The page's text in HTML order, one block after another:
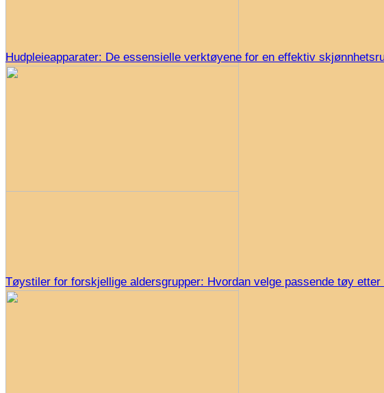
Hudpleieapparater: De essensielle verktøyene for en effektiv
Tøystiler for forskjellige aldersgrupper: Hvordan velge passende tøy etter